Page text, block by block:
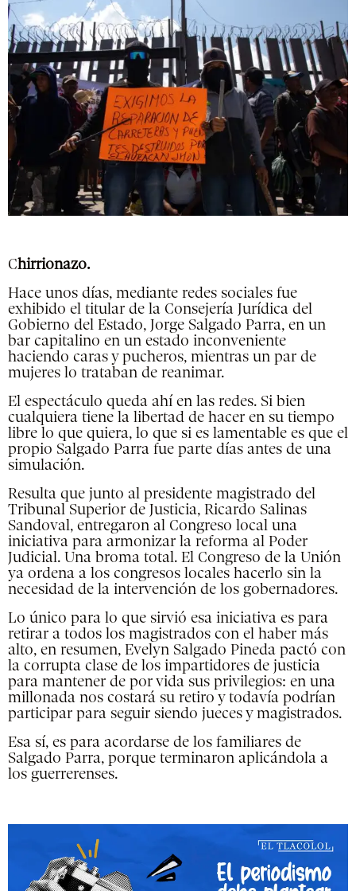
Chirrionazo.
Hace unos días, mediante redes sociales fue
exhibido el titular de la Consejería Jurídica del
Gobierno del Estado, Jorge Salgado Parra, en un
bar capitalino en un estado inconveniente
haciendo caras y pucheros, mientras un par de
mujeres lo trataban de reanimar.
El espectáculo queda ahí en las redes. Si bien
cualquiera tiene la libertad de hacer en su tiempo
libre lo que quiera, lo que si es lamentable es que el
propio Salgado Parra fue parte días antes de una
simulación.
Resulta que junto al presidente magistrado del
Tribunal Superior de Justicia, Ricardo Salinas
Sandoval, entregaron al Congreso local una
iniciativa para armonizar la reforma al Poder
Judicial. Una broma total. El Congreso de la Unión
ya ordena a los congresos locales hacerlo sin la
necesidad de la intervención de los gobernadores.
Lo único para lo que sirvió esa iniciativa es para
retirar a todos los magistrados con el haber más
alto, en resumen, Evelyn Salgado Pineda pactó con
la corrupta clase de los impartidores de justicia
para mantener de por vida sus privilegios: en una
millonada nos costará su retiro y todavía podrían
participar para seguir siendo jueces y magistrados.
Esa sí, es para acordarse de los familiares de
Salgado Parra, porque terminaron aplicándola a
los guerrerenses.